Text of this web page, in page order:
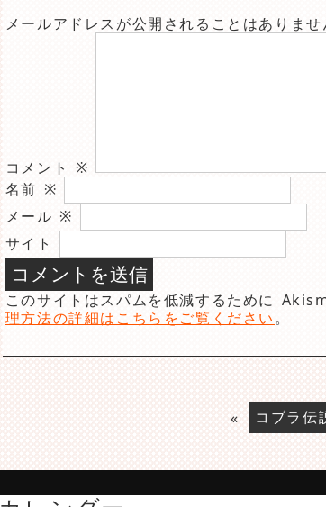
メールアドレスが公開されることはありませ
コメント ※
名前 ※
メール※
サイト
このサイトはスパムを低減するために
理方法の詳細はこちらをご覧ください。
« コブラ